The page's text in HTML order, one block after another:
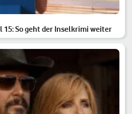
15: So geht der Inselkrimi weiter